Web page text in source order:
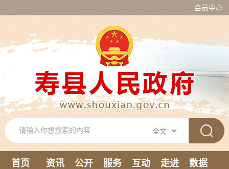
会员中心
首页 资讯 公开 服务 互动 走进
数据